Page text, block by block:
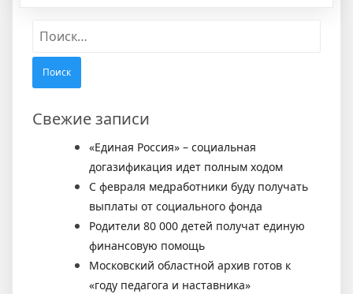
Найти:
Свежие записи
«Единая Россия» – социальная
догазификация идет полным ходом
С февраля медработники буду получать
выплаты от социального фонда
Родители 80 000 детей получат единую
финансовую помощь
Московский областной архив готов к
«году педагога и наставника»